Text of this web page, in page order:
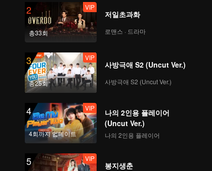
137
VIP
139
141
VIP
142
VIP
143
VIP
144
VIP
145
VIP
2
총33회
VIP
저일초과화
로맨스 · 드라마
3
총25회
VIP
사방극애 S2 (Uncut Ver.)
사방극애 S2 (Uncut Ver.)
4
4회까지 업데이트
VIP
나의 2인용 플레이어
(Uncut Ver.)
나의 2인용 플레이어
5 VIP
봉지생춘